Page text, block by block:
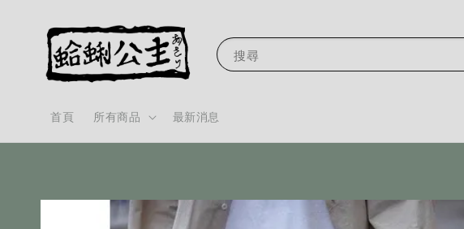
搜尋
首頁 所有商品 最新消息